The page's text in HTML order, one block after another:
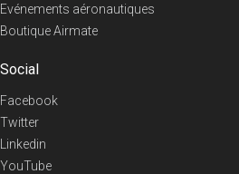
Evénements aéronautiques
Boutique Airmate
Social
Facebook
Twitter
Linkedin
YouTube